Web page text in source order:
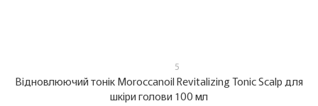
5
Вiдновлюючий тонiк Moroccanoil Revitalizing Tonic Scalp для
шкiри голови 100 мл